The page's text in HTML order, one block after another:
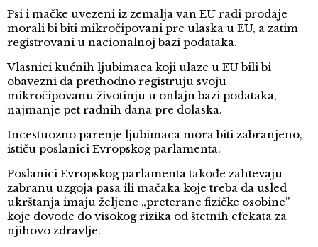
Psi i mačke uvezeni iz zemalja van EU radi prodaje
morali bi biti mikročipovani pre ulaska u EU, a zatim
registrovani u nacionalnoj bazi podataka.
Vlasnici kućnih ljubimaca koji ulaze u EU bili bi
obavezni da prethodno registruju svoju
mikročipovanu životinju u onlajn bazi podataka,
najmanje pet radnih dana pre dolaska.
Incestuozno parenje ljubimaca mora biti zabranjeno,
ističu poslanici Evropskog parlamenta.
Poslanici Evropskog parlamenta takođe zahtevaju
zabranu uzgoja pasa ili mačaka koje treba da usled
ukrštanja imaju željene „preterane fizičke osobine”
koje dovode do visokog rizika od štetnih efekata za
njihovo zdravlje.